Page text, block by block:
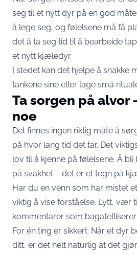
seg til et nytt dyr på en god
å lege seg, og følelsene må få
det å ta seg tid til å bearbeide
et nytt kjæledyr.
I stedet kan det hjelpe å snakke
tankene sine eller lage små
Ta sorgen på alvor
noe
Det finnes ingen riktig måte å
på hvor lang tid det tar. Det
lov til å kjenne på følelsene. Å bli
på svakhet – det er et tegn på
Har du en venn som har mistet
viktig å vise forståelse. Lytt, vær
kommentarer som
For én ting er sikkert: Når et dyr
ditt, er det helt naturlig at det